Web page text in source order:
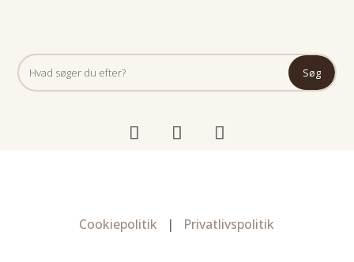
Cookiepolitik | Privatlivspolitik